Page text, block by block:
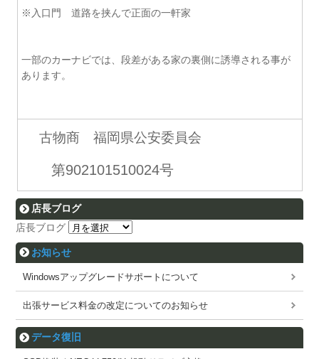
※入口門 道路を挟んで正面の一軒家
一部のカーナビでは、段差がある家の裏側に誘導される事が
あります。
古物商 福岡県公安委員会
第902101510024号
店長ブログ
店長ブログ
お知らせ
Windowsアップグレードサポートについて
出張サービス料金の改定についてのお知らせ
データ復旧